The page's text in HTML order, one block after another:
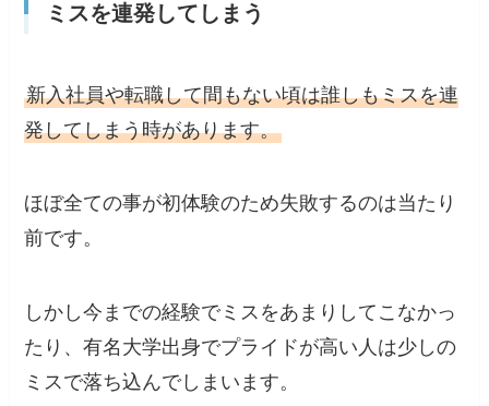
ミスを連発してしまう
新入社員や転職して間もない頃は誰しもミスを連
発してしまう時があります。
ほぼ全ての事が初体験のため失敗するのは当たり
前です。
しかし今までの経験でミスをあまりしてこなかっ
たり、有名大学出身でプライドが高い人は少しの
ミスで落ち込んでしまいます。